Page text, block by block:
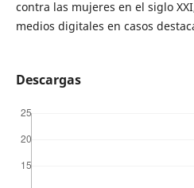
contra las mujeres en el siglo
medios digitales en casos
Descargas